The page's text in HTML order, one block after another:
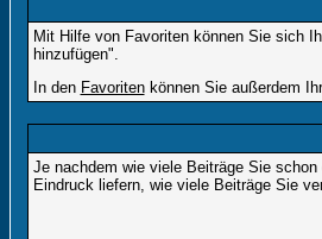
Mit Hilfe von Favoriten können Sie sich
hinzufügen".
In den Favoritenkönnen Sie außerdem
Je nachdem wie viele Beiträge Sie
Eindruck liefern, wie viele Beiträge Sie